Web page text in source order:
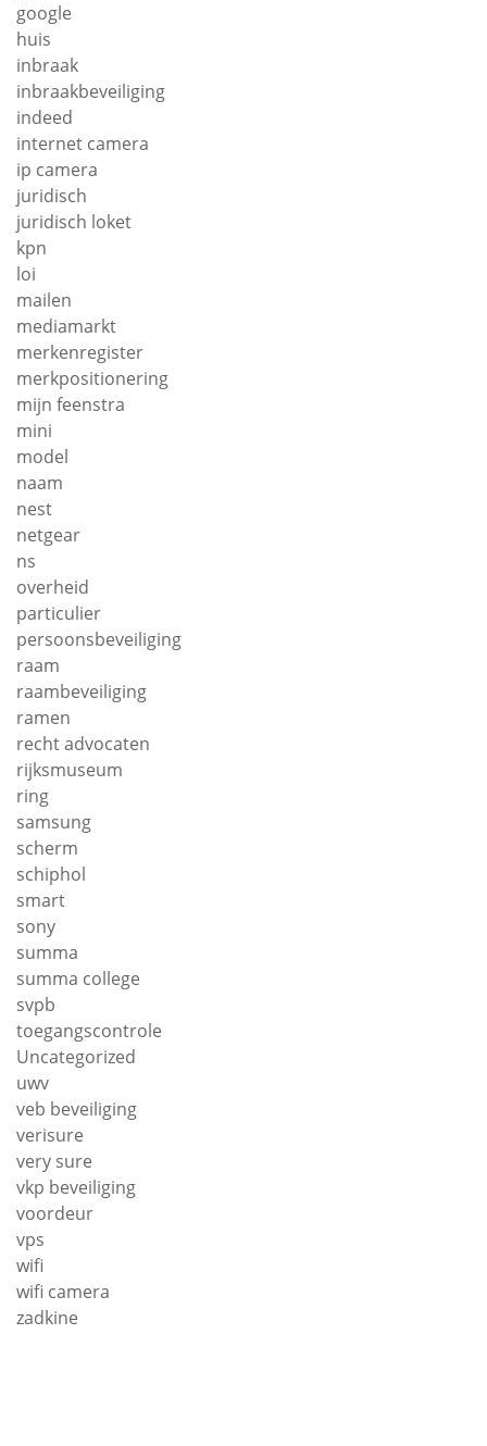
google
huis
inbraak
inbraakbeveiliging
indeed
internet camera
ip camera
juridisch
juridisch loket
kpn
loi
mailen
mediamarkt
merkenregister
merkpositionering
mijn feenstra
mini
model
naam
nest
netgear
ns
overheid
particulier
persoonsbeveiliging
raam
raambeveiliging
ramen
recht advocaten
rijksmuseum
ring
samsung
scherm
schiphol
smart
sony
summa
summa college
svpb
toegangscontrole
Uncategorized
uwv
veb beveiliging
verisure
very sure
vkp beveiliging
voordeur
vps
wifi
wifi camera
zadkine